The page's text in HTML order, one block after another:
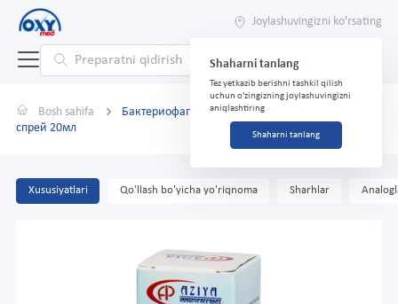
Joylashuvingizni ko'rsating
Shaharni tanlang
Tez yetkazib berishni tashkil qilish
uchun o'zingizning joylashuvingizni
aniqlashtiring
Shaharni tanlang
Bosh sahifa
Бактериофаг стафилококковый "MediPhag"
спрей 20мл
Xususiyatlari Qo'llash bo'yicha yo'riqnoma Sharhlar